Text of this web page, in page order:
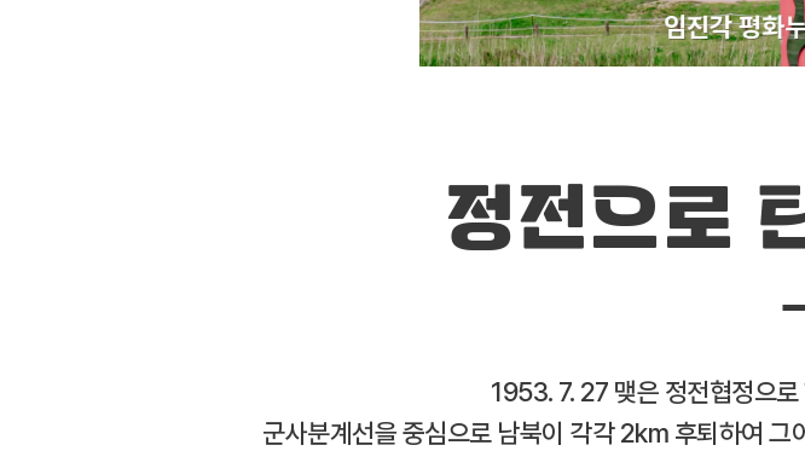
임진각 평화
정전으로
1953. 7. 27 맺은 정전협정으
군사분계선을 중심으로 남북이 각각 2km 후퇴하여